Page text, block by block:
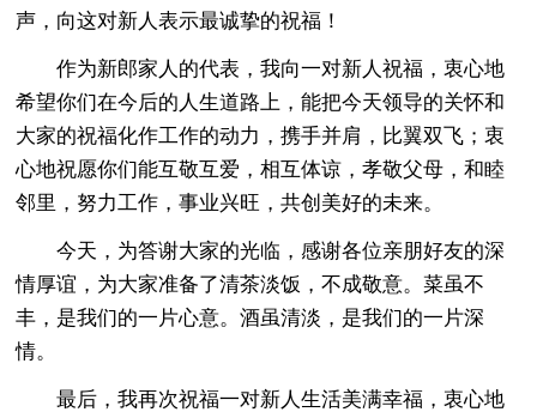
声，向这对新人表示最诚挚的祝福！
作为新郎家人的代表，我向一对新人祝福，衷心地
希望你们在今后的人生道路上，能把今天领导的关怀和
大家的祝福化作工作的动力，携手并肩，比翼双飞；衷
心地祝愿你们能互敬互爱，相互体谅，孝敬父母，和睦
邻里，努力工作，事业兴旺，共创美好的未来。
今天，为答谢大家的光临，感谢各位亲朋好友的深
情厚谊，为大家准备了清茶淡饭，不成敬意。菜虽不
丰，是我们的一片心意。酒虽清淡，是我们的一片深
情。
最后，我再次祝福一对新人生活美满幸福，衷心地